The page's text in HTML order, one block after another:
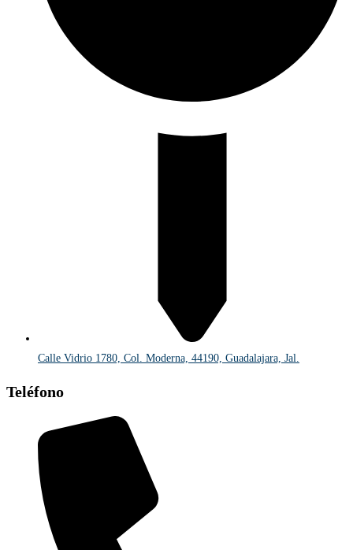
Calle Vidrio 1780, Col. Moderna, 44190, Guadalajara, Jal.
Teléfono